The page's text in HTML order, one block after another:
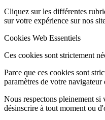
Cliquez sur les différentes
sur votre expérience sur nos
Cookies Web Essentiels
Ces cookies sont strictement
Parce que ces cookies sont
paramètres de votre
Nous respectons pleinement si
désinscrire à tout moment ou